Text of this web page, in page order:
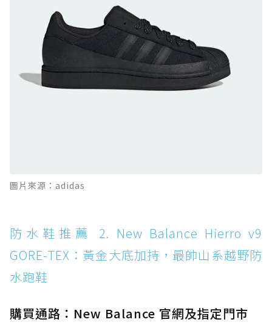
防水鞋推薦 10. PUMA Voyage NITRO™ 4
GORE-TEX：氮氣中底注入，回彈與防滑兼具的
全天候越野跑鞋
防水鞋推薦 11. On Cloudhorizon 2 WP：腳
感軟彈、搭載 Missiongrip™ 的防水輕越野鞋
Boot：馬汀首款雨靴登場，經典八孔加上全防
防水鞋推薦 14. SKECHERS BADGER
WATERPROOF：一踩即穿懶人神器！搭載固特
異大底與全防水厚底健走鞋
防水鞋推薦 15. Brooks Cascadia 19 GTX：注
圖片來源：adidas
防水鞋推薦 2. New Balance Hierro v9
GORE-TEX：黃金大底加持，最帥山系越野防
水跑鞋
購買通路：New Balance 官網及指定門市